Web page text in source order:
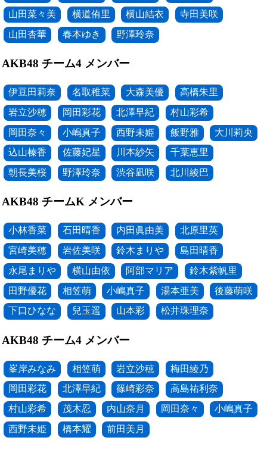
山田菜々美
横道侑里 横山結衣
寺田美咲
山田杏華
春本ゆき 野澤玲奈
AKB48 チーム4 メンバー
伊豆田莉奈 名取稚菜 大森美優
高橋朱里
岩立沙穂
岡田彩花 北澤早紀
村山彩希
岡田奈々
小嶋真子 西野未姫 飯野雅
大川莉央
込山榛香
佐藤妃星 川本紗矢
千葉恵里
朝長美桜
野澤玲奈 渋谷凪咲 北川綾巴
AKB48 チームK メンバー
小林香菜 石田晴香 内田眞由美
北原里英
宮崎美穂
岩佐美咲 鈴木まりや
島田晴香
永尾まりや
横山由依 阿部マリア
鈴木紫帆里
田野優花
相笠萌 小嶋真子 湯本亜美
後藤萌咲
下口ひなな
兒玉遥 山本彩 松井珠理奈
AKB48 チーム4 メンバー
峯岸みなみ 相笠萌 岩立沙穂
梅田綾乃
岡田彩花
北澤早紀 篠崎彩奈
高島祐利奈
村山彩希
茂木忍 内山奈月 岡田奈々
小嶋真子
西野未姫
橋本耀 前田美月